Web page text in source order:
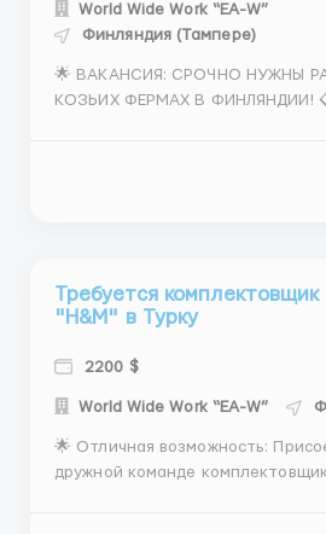
World Wide Work “EA-W”
Финляндия (Тампере)
🌟 ВАКАНСИЯ: СРОЧНО НУЖНЫ
КОЗЬИХ ФЕРМАХ В ФИНЛЯНДИИ! 📋 ОБЯЗАННОСТИ:
Требуется комплектовщик
"H&M" в Турку
2200 $
World Wide Work “EA-W”
🌟 Отличная возможность:
дружной команде